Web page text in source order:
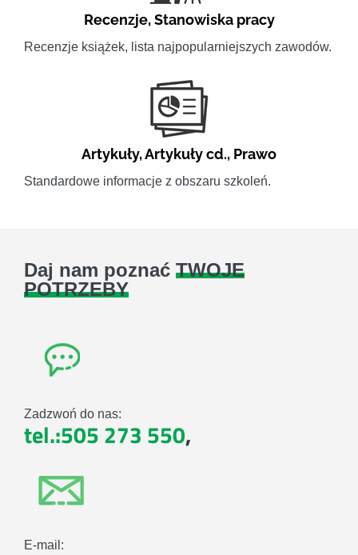
Recenzje,Stanowiska pracy
Recenzje książek, lista najpopularniejszych zawodów.
Artykuły,Artykuły cd., Prawo
Standardowe informacje z obszaru szkoleń.
Daj nam poznać TWOJE
POTRZEBY
Zadzwoń do nas:
tel.:505 273 550,
E-mail: